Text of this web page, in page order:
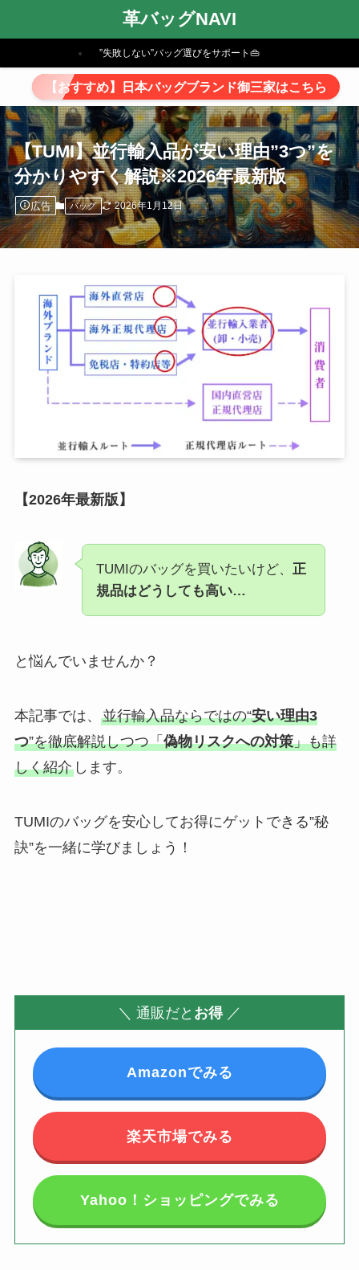
革バッグNAVI
”失敗しない”バッグ選びをサポート👜
【おすすめ】日本バッグブランド御三家はこちら
【TUMI】並行輸入品が安い理由”3つ”を
分かりやすく解説※2026年最新版
広告 バッグ 2026年1月12日
【2026年最新版】
TUMIのバッグを買いたいけど、 正
規品はどうしても高い…
と悩んでいませんか？
本記事では、 並行輸入品ならではの“安い理由3
つ”を徹底解説しつつ「偽物リスクへの対策」も詳
しく紹介します。
TUMIのバッグを安心してお得にゲットできる”秘
訣”を一緒に学びましょう！
＼ 通販だと お得／
Amazonでみる
楽天市場でみる
Yahoo！ショッピングでみる